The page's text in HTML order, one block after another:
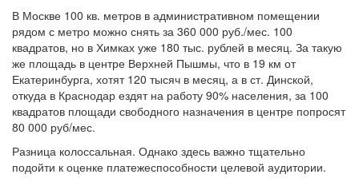
В Москве 100 кв. метров в административном помещении
рядом с метро можно снять за 360 000 руб./мес. 100
квадратов, но в Химках уже 180 тыс. рублей в месяц. За такую
же площадь в центре Верхней Пышмы, что в 19 км от
Екатеринбурга, хотят 120 тысяч в месяц, а в ст. Динской,
откуда в Краснодар ездят на работу 90% населения, за 100
квадратов площади свободного назначения в центре попросят
80 000 руб/мес.
Разница колоссальная. Однако здесь важно тщательно
подойти к оценке платежеспособности целевой аудитории.